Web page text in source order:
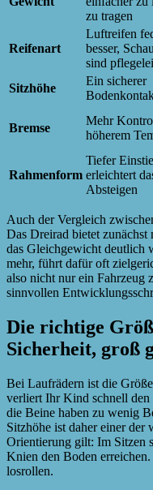
zu tragen
Reifenart
Luftreifen
besser,
sind
Sitzhöhe
Ein sicherer
Bremse
Mehr
höherem
Rahmenform
Tiefer
erleichtert
Absteigen
Auch der Vergleich
Das Dreirad bietet
das Gleichgewicht deutlich
mehr, führt dafür oft
also nicht nur ein Fahrzeug
sinnvollen
Die richtige
Sicherheit, groß
Bei Laufrädern ist die
verliert Ihr Kind schnell
die Beine haben zu wenig
Sitzhöhe ist daher einer
Orientierung gilt: Im Sitzen
Knien den Boden
losrollen.